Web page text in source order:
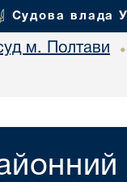
Судова влада
м. Полтави •